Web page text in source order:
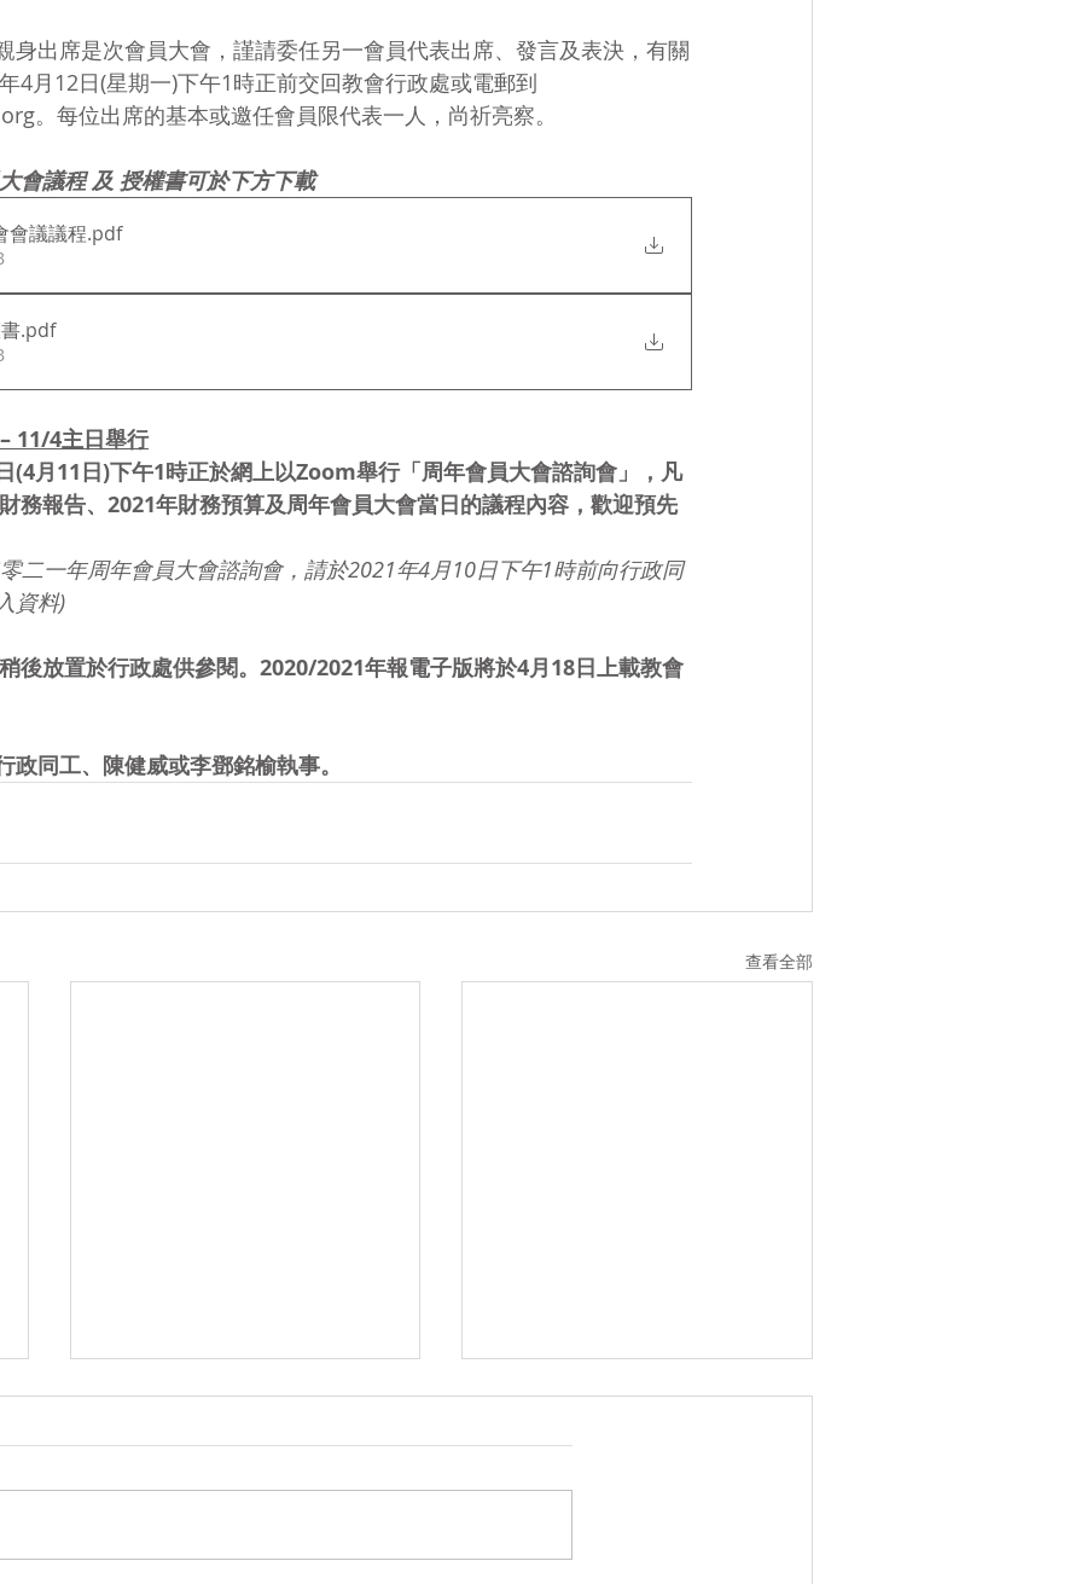
身出席是次會員大會，謹請委任另一會員代表出席、發言及表決，有關
4月12日(星期一)下午1時正前交回教會行政處或電郵到
。每位出席的基本或邀任會員限代表一人，尚祈亮察。
會議程 及 授權書可於下方下載
會議議程.pdf
.pdf
11/4主日舉行
(4月11日)下午1時正於網上以Zoom舉行「周年會員大會諮詢會」，凡
務報告、2021年財務預算及周年會員大會當日的議程內容，歡迎預先
二一年周年會員大會諮詢會，請於2021年4月10日下午1時前向行政同
資料)
後放置於行政處供參閱。2020/2021年報電子版將於4月18日上載教會
政同工、陳健威或李鄧銘榆執事。
查看全部